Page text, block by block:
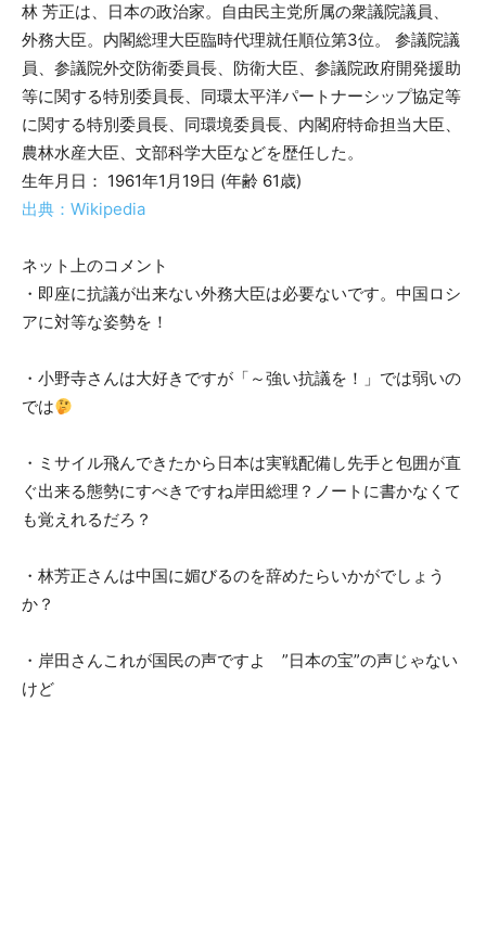
林 芳正は、日本の政治家。自由民主党所属の衆議院議員、
外務大臣。内閣総理大臣臨時代理就任順位第3位。 参議院議
員、参議院外交防衛委員長、防衛大臣、参議院政府開発援助
等に関する特別委員長、同環太平洋パートナーシップ協定等
に関する特別委員長、同環境委員長、内閣府特命担当大臣、
農林水産大臣、文部科学大臣などを歴任した。
生年月日： 1961年1月19日 (年齢 61歳)
出典：Wikipedia
ネット上のコメント
・即座に抗議が出来ない外務大臣は必要ないです。中国ロシ
アに対等な姿勢を！
・小野寺さんは大好きですが「～強い抗議を！」では弱いの
では
・ミサイル飛んできたから日本は実戦配備し先手と包囲が直
ぐ出来る態勢にすべきですね岸田総理？ノートに書かなくて
も覚えれるだろ？
・林芳正さんは中国に媚びるのを辞めたらいかがでしょう
か？
・岸田さんこれが国民の声ですよ ”日本の宝”の声じゃない
けど